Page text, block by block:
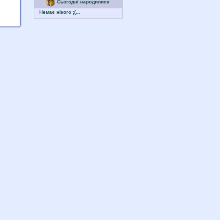
Сьогодні народилися
Немає нікого ;(...